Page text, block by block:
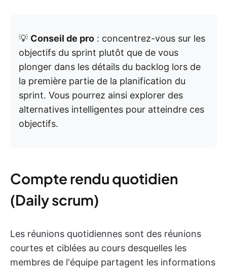
💡 Conseil de pro : concentrez-vous sur les
objectifs du sprint plutôt que de vous
plonger dans les détails du backlog lors de
la première partie de la planification du
sprint. Vous pourrez ainsi explorer des
alternatives intelligentes pour atteindre ces
objectifs.
Compte rendu quotidien
(Daily scrum)
Les réunions quotidiennes sont des réunions
courtes et ciblées au cours desquelles les
membres de l'équipe partagent les informations